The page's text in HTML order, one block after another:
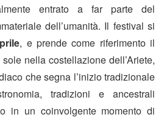
entrato a far parte del
dell’umanità. Il festival si
, e prende come riferimento il
nella costellazione dell’Ariete,
che segna l’inizio tradizionale
tradizioni e ancestrali
in un coinvolgente momento di